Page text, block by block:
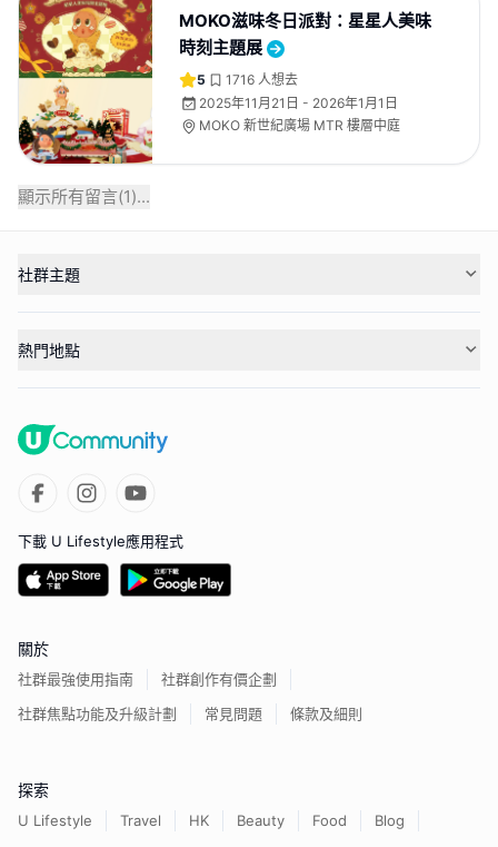
MOKO滋味冬日派對：星星人美味
時刻主題展
5 1716 人想去
2025年11月21日 - 2026年1月1日
MOKO 新世紀廣場 MTR 樓層中庭
顯示所有留言(1)...
社群主題
熱門地點
下載 U Lifestyle應用程式
關於
社群最強使用指南
社群創作有價企劃
社群焦點功能及升級計劃
常見問題 條款及細則
探索
U Lifestyle Travel HK Beauty Food
Blog